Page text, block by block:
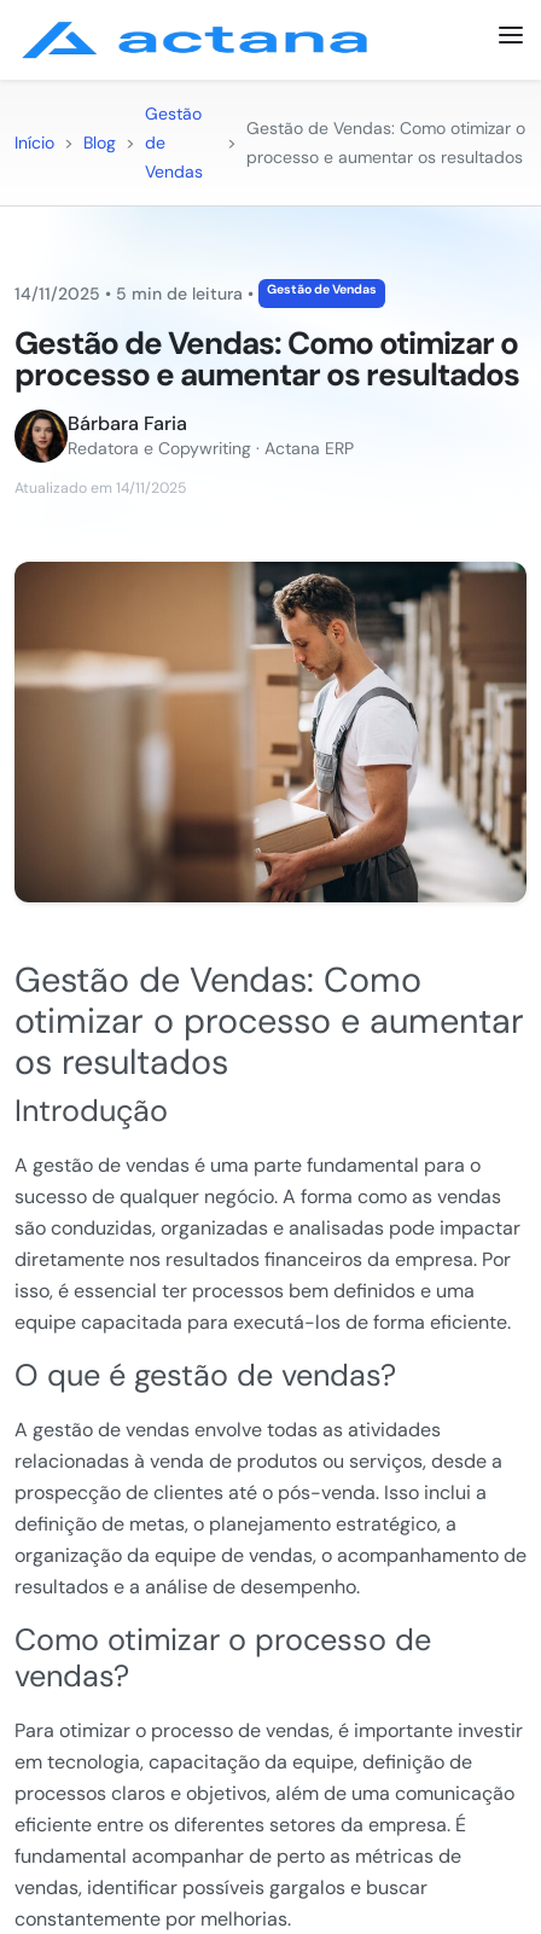
Início > Blog >
Gestão
de
Vendas
>
Gestão de Vendas: Como otimizar o
processo e aumentar os resultados
14/11/2025 • 5 min de leitura • Gestão de Vendas
Gestão de Vendas: Como otimizar o
processo e aumentar os resultados
Bárbara Faria
Redatora e Copywriting · Actana ERP
Atualizado em 14/11/2025
Gestão de Vendas: Como
otimizar o processo e aumentar
os resultados
Introdução
A gestão de vendas é uma parte fundamental para o
sucesso de qualquer negócio. A forma como as vendas
são conduzidas, organizadas e analisadas pode impactar
diretamente nos resultados financeiros da empresa. Por
isso, é essencial ter processos bem definidos e uma
equipe capacitada para executá-los de forma eficiente.
O que é gestão de vendas?
A gestão de vendas envolve todas as atividades
relacionadas à venda de produtos ou serviços, desde a
prospecção de clientes até o pós-venda. Isso inclui a
definição de metas, o planejamento estratégico, a
organização da equipe de vendas, o acompanhamento de
resultados e a análise de desempenho.
Como otimizar o processo de
vendas?
Para otimizar o processo de vendas, é importante investir
em tecnologia, capacitação da equipe, definição de
processos claros e objetivos, além de uma comunicação
eficiente entre os diferentes setores da empresa. É
fundamental acompanhar de perto as métricas de
vendas, identificar possíveis gargalos e buscar
constantemente por melhorias.